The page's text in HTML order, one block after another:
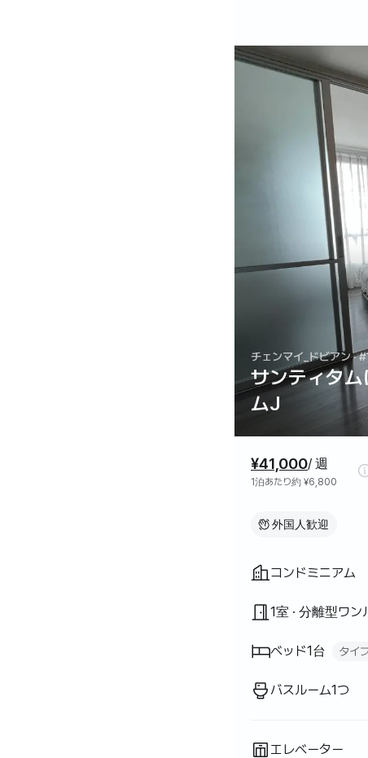
チェンマイ_ドビアン·
サンティタ
ムJ
¥41,000/ 週
1泊あたり約 ¥6,800
外国人歓迎
間取り
コンドミニアム
1室 · 分離型ワン
ベッド1台 タイ
バスルーム1つ
エレベーター